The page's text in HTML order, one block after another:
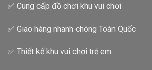
✅ Cung cấp đồ chơi khu vui chơi
✅ Giao hàng nhanh chóng Toàn Quốc
✅ Thiết kế khu vui chơi trẻ em